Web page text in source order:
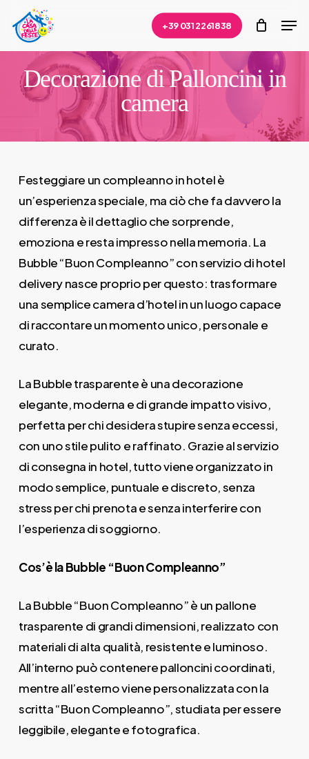
main
content
+39 031 2261838
Decorazione di Palloncini in
camera
Festeggiare un compleanno in hotel è
un’esperienza speciale, ma ciò che fa davvero la
differenza è il dettaglio che sorprende,
emoziona e resta impresso nella memoria. La
Bubble “Buon Compleanno” con servizio di hotel
delivery nasce proprio per questo: trasformare
una semplice camera d’hotel in un luogo capace
di raccontare un momento unico, personale e
curato.
La Bubble trasparente è una decorazione
elegante, moderna e di grande impatto visivo,
perfetta per chi desidera stupire senza eccessi,
con uno stile pulito e raffinato. Grazie al servizio
di consegna in hotel, tutto viene organizzato in
modo semplice, puntuale e discreto, senza
stress per chi prenota e senza interferire con
l’esperienza di soggiorno.
Cos’è la Bubble “Buon Compleanno”
La Bubble “Buon Compleanno” è un pallone
trasparente di grandi dimensioni, realizzato con
materiali di alta qualità, resistente e luminoso.
All’interno può contenere palloncini coordinati,
mentre all’esterno viene personalizzata con la
scritta “Buon Compleanno”, studiata per essere
leggibile, elegante e fotografica.
Menu